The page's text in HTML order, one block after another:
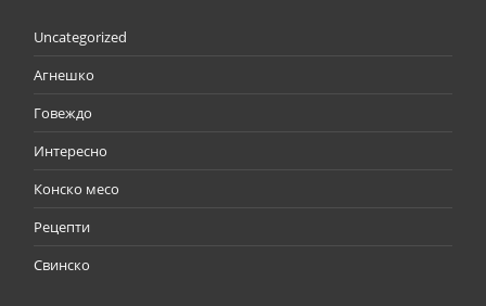
Uncategorized
Агнешко
Говеждо
Интересно
Конско месо
Рецепти
Свинско